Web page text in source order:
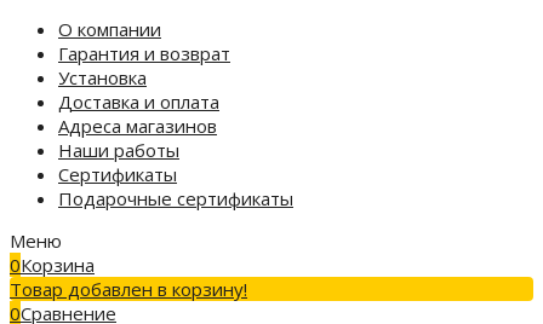
О компании
Гарантия и возврат
Установка
Доставка и оплата
Адреса магазинов
Наши работы
Сертификаты
Подарочные сертификаты
Меню
0Корзина
Товар добавлен в корзину!
0Сравнение